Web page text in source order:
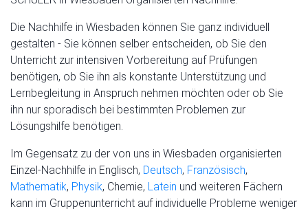
Die Nachhilfe in Wiesbaden können Sie ganz individuell
gestalten - Sie können selber entscheiden, ob Sie den
Unterricht zur intensiven Vorbereitung auf Prüfungen
benötigen, ob Sie ihn als konstante Unterstützung und
Lernbegleitung in Anspruch nehmen möchten oder ob Sie
ihn nur sporadisch bei bestimmten Problemen zur
Lösungshilfe benötigen.
Im Gegensatz zu der von uns in Wiesbaden organisierten
Einzel-Nachhilfe in Englisch, Deutsch, Französisch,
Mathematik, Physik, Chemie, Latein und weiteren Fächern
kann im Gruppenunterricht auf individuelle Probleme weniger